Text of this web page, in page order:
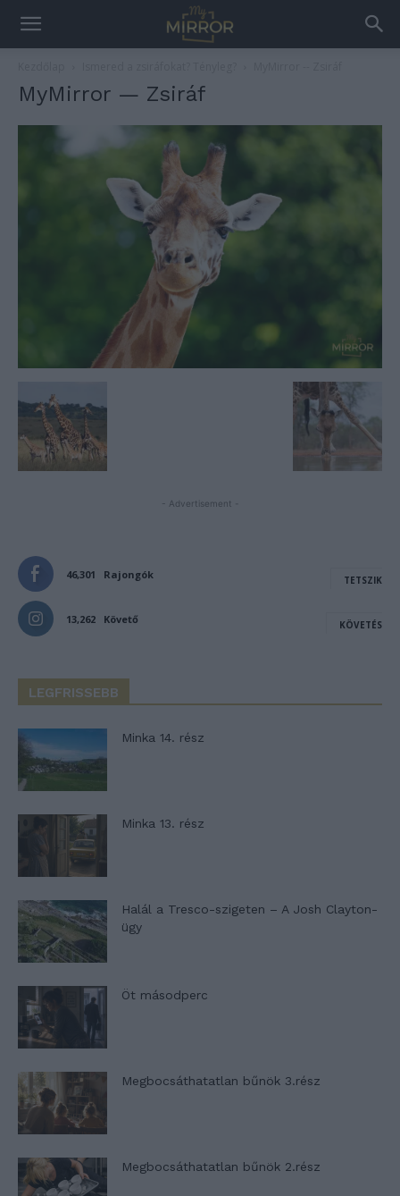
MyMirror — Zsiráf
- Advertisement -
46,301 Rajongók TETSZIK
13,262 Követő KÖVETÉS
LEGFRISSEBB
Minka 14. rész
Minka 13. rész
Halál a Tresco-szigeten – A Josh Clayton-
ügy
Öt másodperc
Megbocsáthatatlan bűnök 3.rész
Megbocsáthatatlan bűnök 2.rész